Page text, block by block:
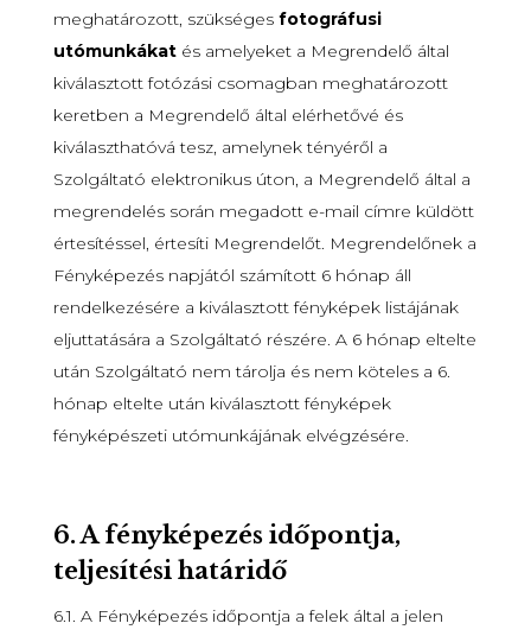
meghatározott, szükséges fotográfusi
utómunkákatés amelyeket a Megrendelő által
kiválasztott fotózási csomagban meghatározott
keretben a Megrendelő által elérhetővé és
kiválaszthatóvá tesz, amelynek tényéről a
Szolgáltató elektronikus úton, a Megrendelő által a
megrendelés során megadott e-mail címre küldött
értesítéssel, értesíti Megrendelőt. Megrendelőnek a
Fényképezés napjától számított 6 hónap áll
rendelkezésére a kiválasztott fényképek listájának
eljuttatására a Szolgáltató részére. A 6 hónap eltelte
után Szolgáltató nem tárolja és nem köteles a 6.
hónap eltelte után kiválasztott fényképek
fényképészeti utómunkájának elvégzésére.
6.A fényképezés időpontja,
teljesítési határidő
6.1. A Fényképezés időpontja a felek által a jelen